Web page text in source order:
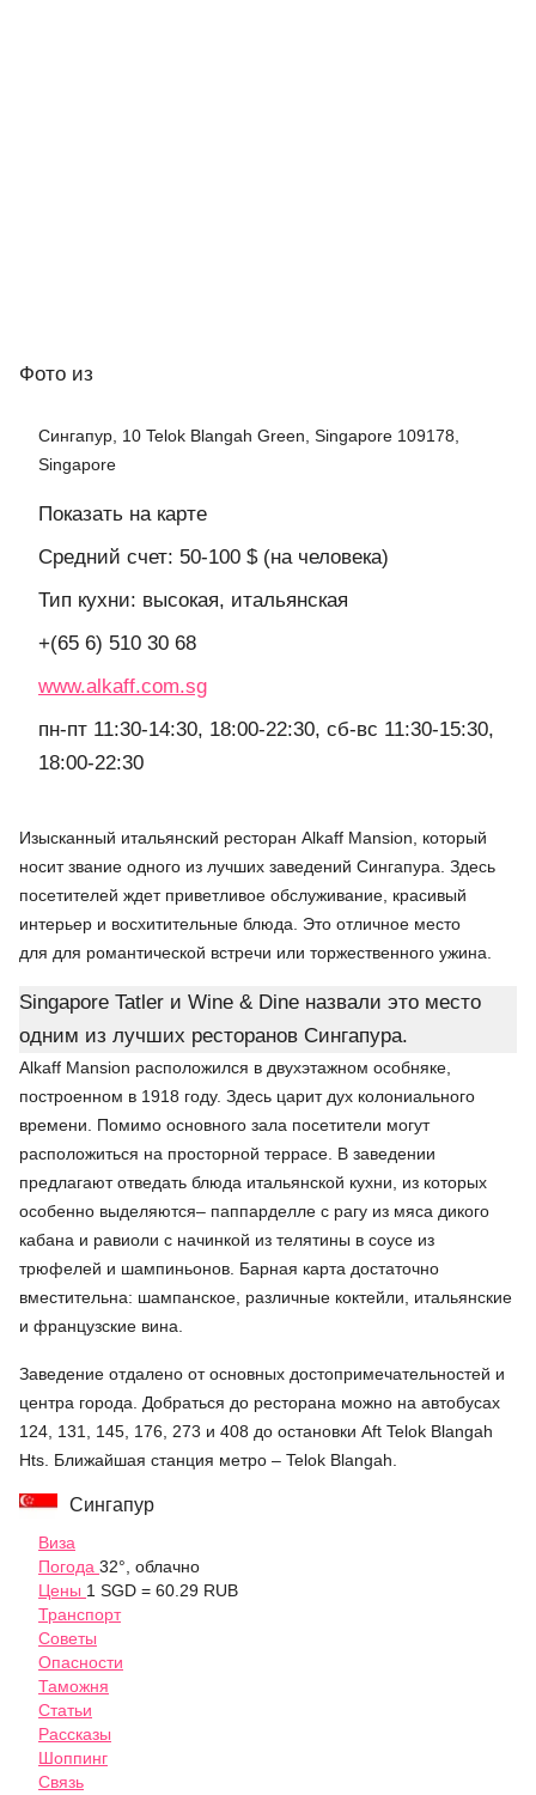
Фото из
Сингапур, 10 Telok Blangah Green, Singapore 109178,
Singapore
Показать на карте
Средний счет: 50-100 $ (на человека)
Тип кухни: высокая, итальянская
+(65 6) 510 30 68
www.alkaff.com.sg
пн-пт 11:30-14:30, 18:00-22:30, сб-вс 11:30-15:30,
18:00-22:30
Изысканный итальянский ресторан Alkaff Mansion, который
носит звание одного из лучших заведений Сингапура. Здесь
посетителей ждет приветливое обслуживание, красивый
интерьер и восхитительные блюда. Это отличное место
для для романтической встречи или торжественного ужина.
Singapore Tatler и Wine & Dine назвали это место
одним из лучших ресторанов Сингапура.
Alkaff Mansion расположился в двухэтажном особняке,
построенном в 1918 году. Здесь царит дух колониального
времени. Помимо основного зала посетители могут
расположиться на просторной террасе. В заведении
предлагают отведать блюда итальянской кухни, из которых
особенно выделяются– паппарделле с рагу из мяса дикого
кабана и равиоли с начинкой из телятины в соусе из
трюфелей и шампиньонов. Барная карта достаточно
вместительна: шампанское, различные коктейли, итальянские
и французские вина.
Заведение отдалено от основных достопримечательностей и
центра города. Добраться до ресторана можно на автобусах
124, 131, 145, 176, 273 и 408 до остановки Aft Telok Blangah
Hts. Ближайшая станция метро – Telok Blangah.
Сингапур
Виза
Погода 32°, облачно
Цены 1 SGD = 60.29 RUB
Транспорт
Советы
Опасности
Таможня
Статьи
Рассказы
Шоппинг
Связь